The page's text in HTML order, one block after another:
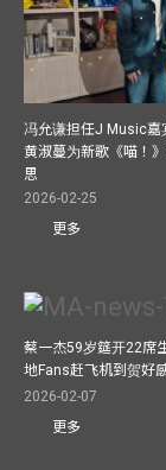
冯允谦担任J Music嘉
黄淑蔓为新歌《喵！
思
2026-02-25
更多
蔡一杰59岁筵开22席
地Fans赶飞机到贺好
2026-02-07
更多